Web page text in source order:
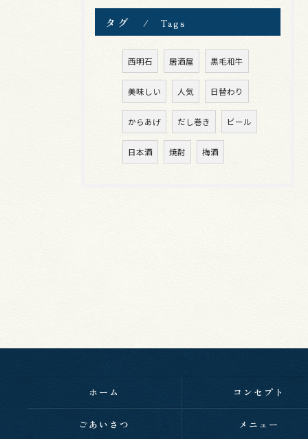
タグ Tags
西明石 居酒屋 黒毛和牛
美味しい 人気 日替わり
からあげ だし巻き ビール
日本酒 焼酎 梅酒
ホーム コンセプト
ごあいさつ メニュー